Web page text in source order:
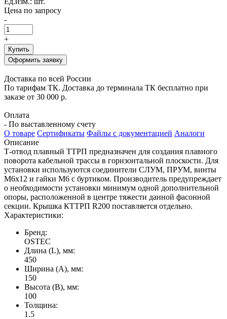
Цена по запросу
-
+
Купить
Оформить заявку
Доставка по всей России
По тарифам ТК. Доставка до терминала ТК бесплатно при
заказе от 30 000 р.
Оплата
- По выставленному счету
О товаре Сертификаты Файлы с документацией Аналоги
Описание
Т-отвод плавный ТТРП предназначен для создания плавного
поворота кабельной трассы в горизонтальной плоскости. Для
установки используются соединители СЛУМ, ПРУМ, винты
М6х12 и гайки М6 с буртиком. Производитель предупреждает
о необходимости установки минимум одной дополнительной
опоры, расположенной в центре тяжести данной фасонной
секции. Крышка КТТРП R200 поставляется отдельно.
Характеристики:
Бренд:
OSTEC
Длина (L), мм:
450
Ширина (А), мм:
150
Высота (В), мм:
100
Толщина:
1.5